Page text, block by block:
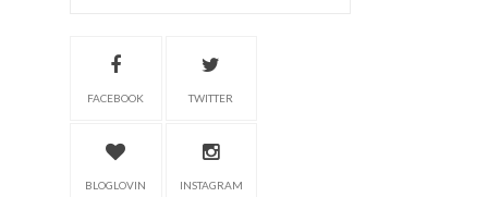
FACEBOOK TWITTER
BLOGLOVIN INSTAGRAM